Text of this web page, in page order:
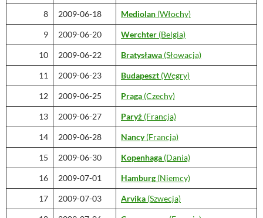
8 2009-06-18 Mediolan (Włochy)
9 2009-06-20 Werchter (Belgia)
10 2009-06-22 Bratysława (Słowacja)
11 2009-06-23 Budapeszt (Węgry)
12 2009-06-25 Praga (Czechy)
13 2009-06-27 Paryż (Francja)
14 2009-06-28 Nancy(Francja)
15 2009-06-30 Kopenhaga (Dania)
16 2009-07-01 Hamburg (Niemcy)
17 2009-07-03 Arvika (Szwecja)